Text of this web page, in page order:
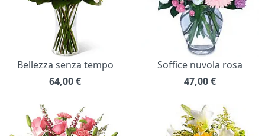
Bellezza senza tempo
64,00€
Soffice nuvola rosa
47,00€